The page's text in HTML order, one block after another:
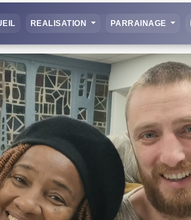
REALISATION PARRAINAGE